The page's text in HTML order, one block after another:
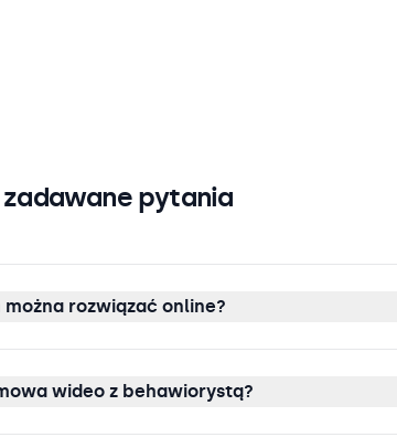
pytania
rozwiązać online?
wideo z behawiorystą?